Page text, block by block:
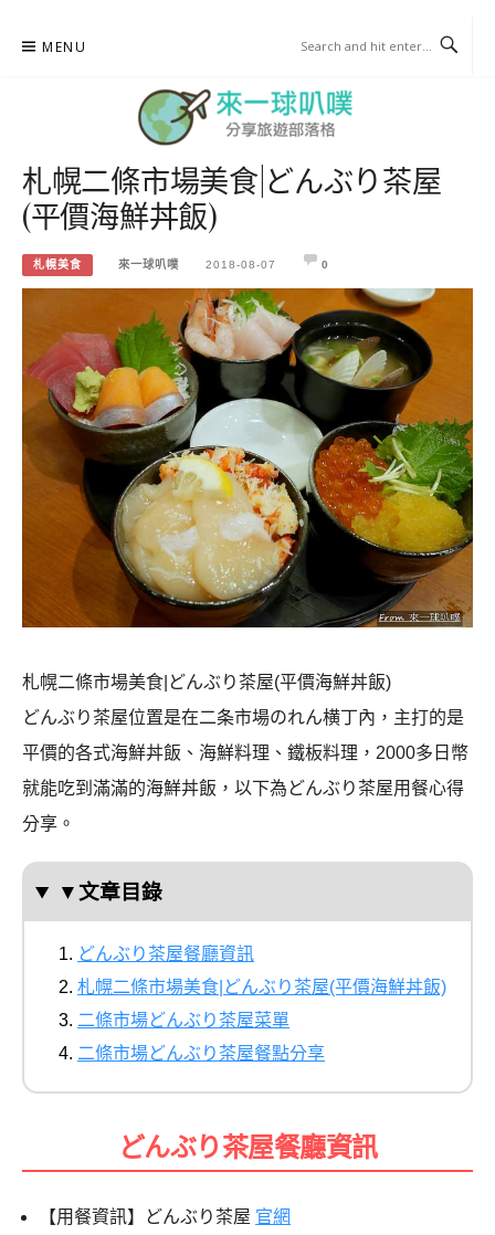
MENU
來一球叭噗
分享日本自助部落格
札幌二條市場美食|どんぶり茶屋
(平價海鮮丼飯)
札幌美食 來一球叭噗 2018-08-07 0
札幌二條市場美食|どんぶり茶屋(平價海鮮丼飯)
どんぶり茶屋位置是在二条市場のれん横丁內，主打的是
平價的各式海鮮丼飯、海鮮料理、鐵板料理，2000多日幣
就能吃到滿滿的海鮮丼飯，以下為どんぶり茶屋用餐心得
分享。
▼文章目錄
どんぶり茶屋餐廳資訊
札幌二條市場美食|どんぶり茶屋(平價海鮮丼飯)
二條市場どんぶり茶屋菜單
二條市場どんぶり茶屋餐點分享
どんぶり茶屋餐廳資訊
【用餐資訊】どんぶり茶屋 官網